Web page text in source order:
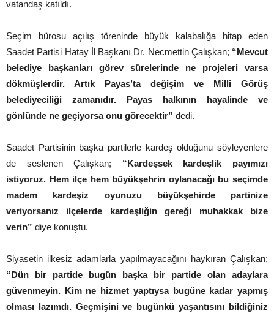
vatandaş katıldı.
Seçim bürosu açılış töreninde büyük kalabalığa hitap eden
Saadet Partisi Hatay İl Başkanı Dr. Necmettin Çalışkan; “Mevcut
belediye başkanları görev sürelerinde ne projeleri varsa
dökmüşlerdir. Artık Payas’ta değişim ve Milli Görüş
belediyeciliği zamanıdır. Payas halkının hayalinde ve
gönlünde ne geçiyorsa onu görecektir” dedi.
Saadet Partisinin başka partilerle kardeş olduğunu söyleyenlere
de seslenen Çalışkan; “Kardeşsek kardeşlik payımızı
istiyoruz. Hem ilçe hem büyükşehrin oylanacağı bu seçimde
madem kardeşiz oyunuzu büyükşehirde partinize
veriyorsanız ilçelerde kardeşliğin gereği muhakkak bize
verin” diye konuştu.
Siyasetin ilkesiz adamlarla yapılmayacağını haykıran Çalışkan;
“Dün bir partide bugün başka bir partide olan adaylara
güvenmeyin. Kim ne hizmet yaptıysa bugüne kadar yapmış
olması lazımdı. Geçmişini ve bugünkü yaşantısını bildiğiniz